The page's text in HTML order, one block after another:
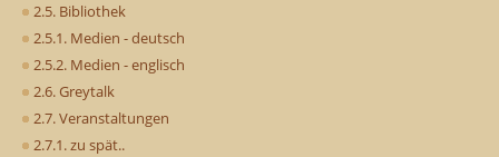
2.5. Bibliothek
2.5.1. Medien - deutsch
2.5.2. Medien - englisch
2.6. Greytalk
2.7. Veranstaltungen
2.7.1. zu spät..